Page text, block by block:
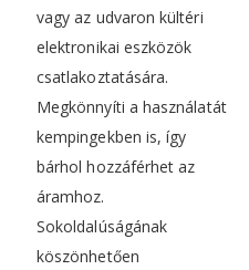
vagy az udvaron kültéri
elektronikai eszközök
csatlakoztatására.
Megkönnyíti a használatát
kempingekben is, így
bárhol hozzáférhet az
áramhoz.
Sokoldalúságának
köszönhetően